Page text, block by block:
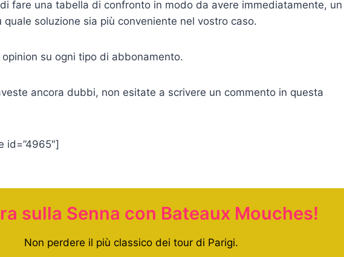
fare una tabella di confronto in modo da avere immediatamente, un
quale soluzione sia più conveniente nel vostro caso.
su ogni tipo di abbonamento.
ancora dubbi, non esitate a scrivere un commento in questa
id=”4965″]
sulla Senna con Bateaux Mouches!
Non perdere il più classico dei tour di Parigi.